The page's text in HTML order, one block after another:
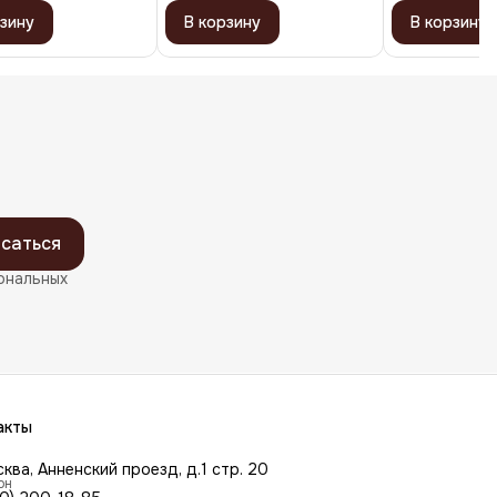
В корзину В корзину
Анненский проезд, д.1 стр. 20